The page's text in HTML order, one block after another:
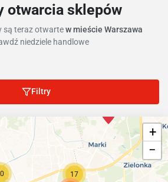
otwarcia sklepów
są teraz otwartew mieście Warszawa
niedziele handlowe
Filtry
17
+
−